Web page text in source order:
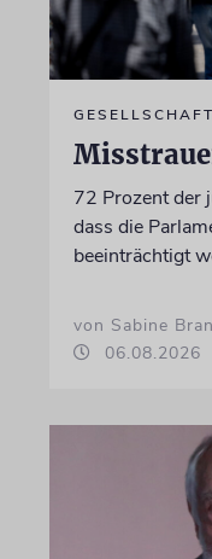
GESELLSCHAFT
72 Prozent der
dass die
beeinträchtigt
von Sabine
06.08.2026